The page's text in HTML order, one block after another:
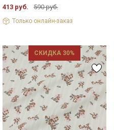
413 руб. 590 руб.
Только онлайн-заказ
СКИДКА 30%
обработки персональных
персональных
рекламных и